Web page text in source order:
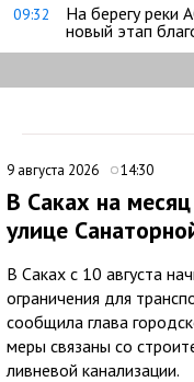
09:32
На берегу реки
новый этап
9 августа 2026 14:30
В Саках на
улице
В Саках с 10 августа
ограничения для
сообщила глава
меры связаны со
ливневой канализации.